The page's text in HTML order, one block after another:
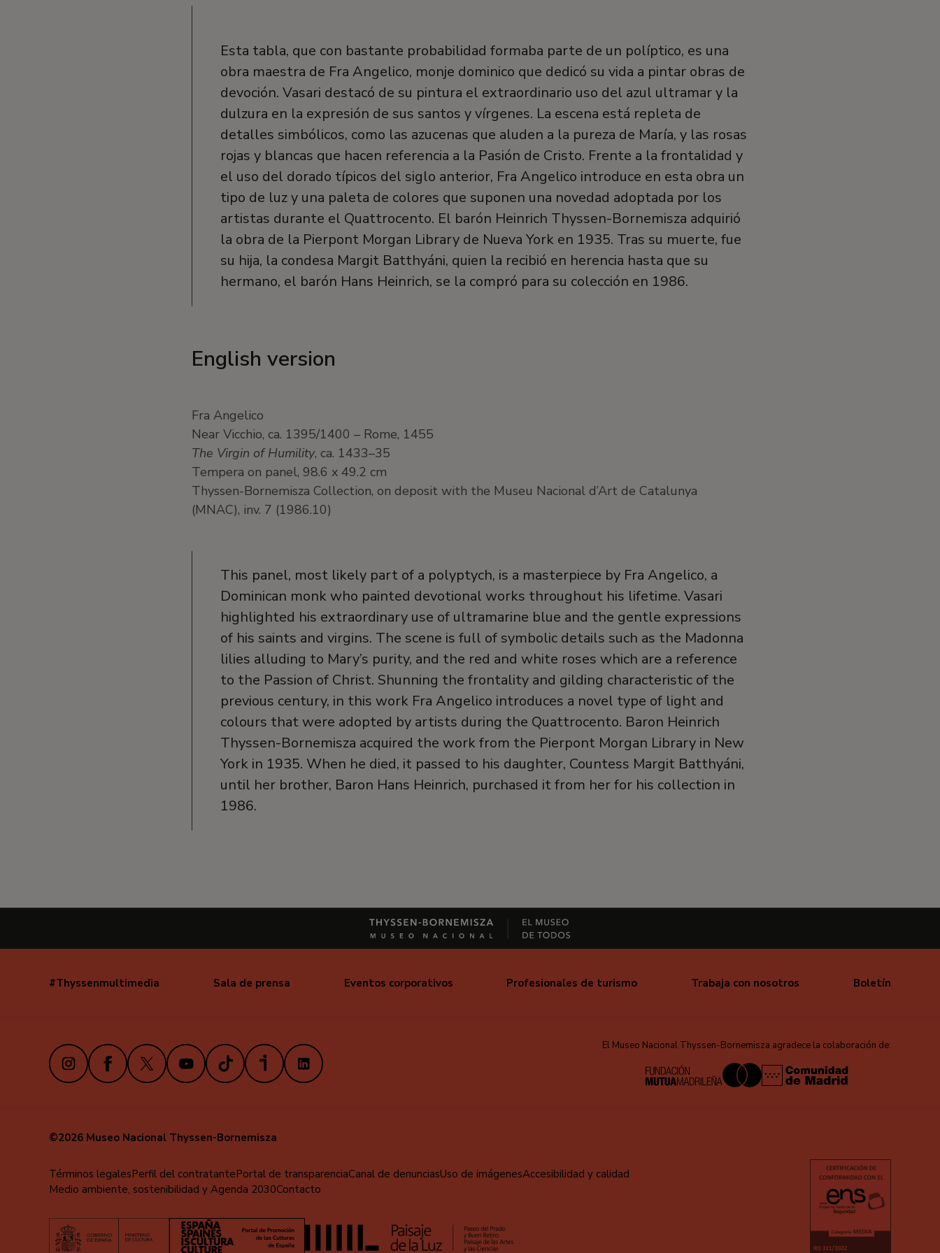
Esta tabla, que con bastante probabilidad formaba parte de un políptico, es una
obra maestra de Fra Angelico, monje dominico que dedicó su vida a pintar obras de
devoción. Vasari destacó de su pintura el extraordinario uso del azul ultramar y la
dulzura en la expresión de sus santos y vírgenes. La escena está repleta de
detalles simbólicos, como las azucenas que aluden a la pureza de María, y las rosas
rojas y blancas que hacen referencia a la Pasión de Cristo. Frente a la frontalidad y
el uso del dorado típicos del siglo anterior, Fra Angelico introduce en esta obra un
tipo de luz y una paleta de colores que suponen una novedad adoptada por los
artistas durante el Quattrocento. El barón Heinrich Thyssen-Bornemisza adquirió
la obra de la Pierpont Morgan Library de Nueva York en 1935. Tras su muerte, fue
su hija, la condesa Margit Batthyáni, quien la recibió en herencia hasta que su
hermano, el barón Hans Heinrich, se la compró para su colección en 1986.
English version
Fra Angelico
Near Vicchio, ca. 1395/1400 – Rome, 1455
The Virgin of Humility, ca. 1433–35
Tempera on panel, 98.6 x 49.2 cm
Thyssen-Bornemisza Collection, on deposit with the Museu Nacional d’Art de Catalunya
(MNAC), inv. 7 (1986.10)
This panel, most likely part of a polyptych, is a masterpiece by Fra Angelico, a
Dominican monk who painted devotional works throughout his lifetime. Vasari
highlighted his extraordinary use of ultramarine blue and the gentle expressions
of his saints and virgins. The scene is full of symbolic details such as the Madonna
lilies alluding to Mary’s purity, and the red and white roses which are a reference
to the Passion of Christ. Shunning the frontality and gilding characteristic of the
previous century, in this work Fra Angelico introduces a novel type of light and
colours that were adopted by artists during the Quattrocento. Baron Heinrich
Thyssen-Bornemisza acquired the work from the Pierpont Morgan Library in New
York in 1935. When he died, it passed to his daughter, Countess Margit Batthyáni,
until her brother, Baron Hans Heinrich, purchased it from her for his collection in
1986.
Navegación
#Thyssenmultimedia Sala de prensa Eventos corporativos Profesionales de turismo Trabaja con nosotros Boletín
InstagramFacebook
X YoutubeTikTokiVoox LinkedIn El Museo Nacional Thyssen-Bornemisza agradece la colaboración de:
©2026 Museo Nacional Thyssen-Bornemisza
Menú
al
Términos legalesPerfil del contratantePortal de transparenciaCanal de denunciasUso de imágenesAccesibilidad y calidad
Medio ambiente, sostenibilidad y Agenda 2030Contacto